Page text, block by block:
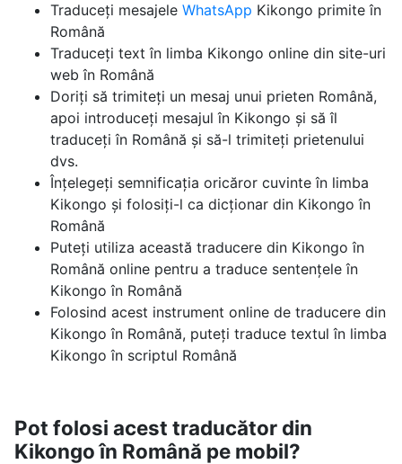
Traduceți mesajele WhatsApp Kikongo primite în
Română
Traduceți text în limba Kikongo online din site-uri
web în Română
Doriți să trimiteți un mesaj unui prieten Română,
apoi introduceți mesajul în Kikongo și să îl
traduceți în Română și să-l trimiteți prietenului
dvs.
Înțelegeți semnificația oricăror cuvinte în limba
Kikongo și folosiți-l ca dicționar din Kikongo în
Română
Puteți utiliza această traducere din Kikongo în
Română online pentru a traduce sentențele în
Kikongo în Română
Folosind acest instrument online de traducere din
Kikongo în Română, puteți traduce textul în limba
Kikongo în scriptul Română
Pot folosi acest traducător din
Kikongo în Română pe mobil?